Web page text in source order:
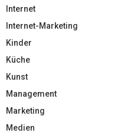
Internet
Internet-Marketing
Kinder
Küche
Kunst
Management
Marketing
Medien